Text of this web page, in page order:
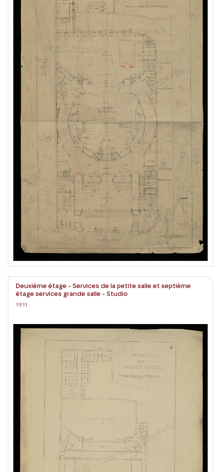
Deuxième étage - Services de la petite salle et septième
étage services grande salle - Studio
1911